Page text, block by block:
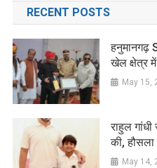
RECENT POSTS
हनुमानगढ़
खेल क्षेत्र में
May 15,
राहुल
की, हौसला
May 14,